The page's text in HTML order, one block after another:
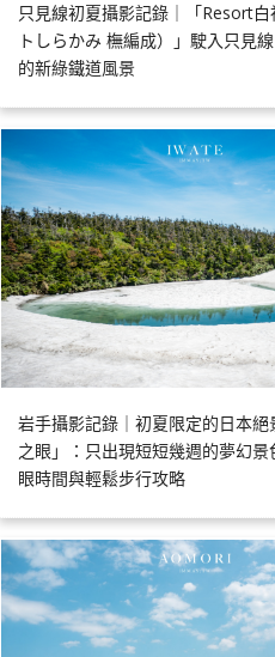
只見線初夏攝影記錄｜「Resort
トしらかみ 橅編成）」駛入只見
的新綠鐵道風景
岩手攝影記錄｜初夏限定的日本絕
之眼」：只出現短短幾週的夢幻景
眼時間與輕鬆步行攻略